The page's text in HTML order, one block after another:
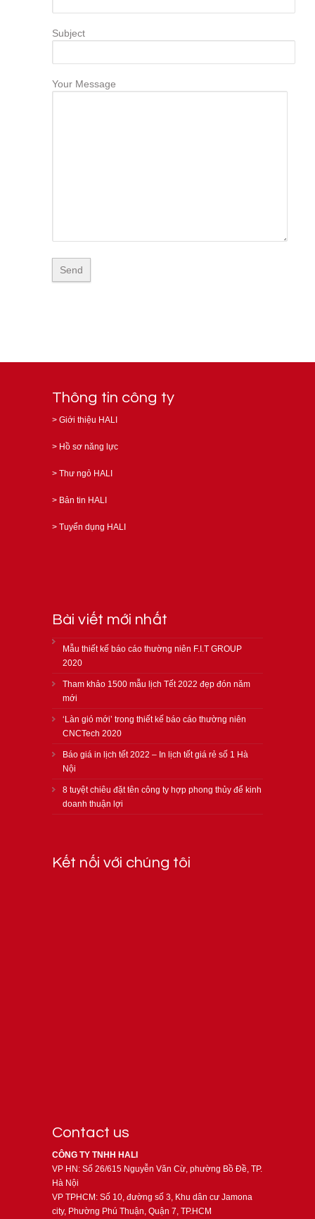
Subject
Your Message
Thông tin công ty
> Giới thiệu HALI
> Hồ sơ năng lực
> Thư ngỏ HALI
> Bản tin HALI
> Tuyển dụng HALI
Bài viết mới nhất
Mẫu thiết kế báo cáo thường niên F.I.T GROUP
2020
Tham khảo 1500 mẫu lịch Tết 2022 đẹp đón năm
mới
‘Làn gió mới’ trong thiết kế báo cáo thường niên
CNCTech 2020
Báo giá in lịch tết 2022 – In lịch tết giá rẻ số 1 Hà
Nội
8 tuyệt chiêu đặt tên công ty hợp phong thủy để kinh
doanh thuận lợi
Kết nối với chúng tôi
Contact us
CÔNG TY TNHH HALI
VP HN: Số 26/615 Nguyễn Văn Cừ, phường Bồ Đề, TP.
Hà Nội
VP TPHCM: Số 10, đường số 3, Khu dân cư Jamona
city, Phường Phú Thuận, Quận 7, TP.HCM